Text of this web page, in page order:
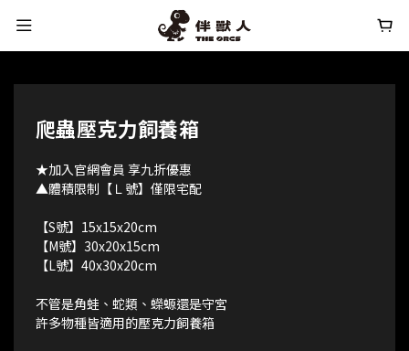
爬蟲壓克力飼養箱
★加入官網會員 享九折優惠
▲體積限制【Ｌ號】僅限宅配
【S號】15x15x20cm
【M號】30x20x15cm
【L號】40x30x20cm
不管是角蛙、蛇類、蠑螈還是守宮
許多物種皆適用的壓克力飼養箱